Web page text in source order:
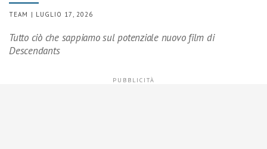
TEAM | LUGLIO 17, 2026
Tutto ciò che sappiamo sul potenziale nuovo film di
Descendants